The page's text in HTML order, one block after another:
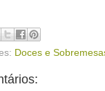
Doces e